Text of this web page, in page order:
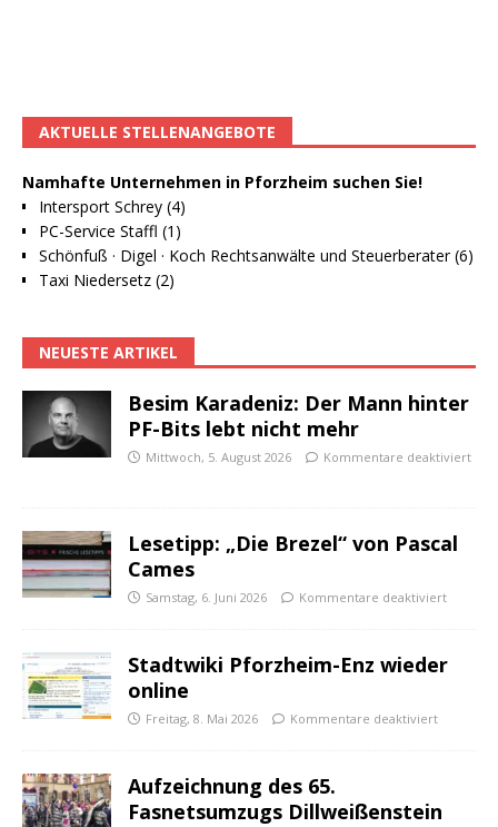
AKTUELLE STELLENANGEBOTE
Namhafte Unternehmen in Pforzheim suchen Sie!
Intersport Schrey (4)
PC-Service Staffl (1)
Schönfuß · Digel · Koch Rechtsanwälte und Steuerberater (6)
Taxi Niedersetz (2)
NEUESTE ARTIKEL
Besim Karadeniz: Der Mann hinter
PF-Bits lebt nicht mehr
Mittwoch, 5. August 2026 Kommentare deaktiviert
Lesetipp: „Die Brezel“ von Pascal
Cames
Samstag, 6. Juni 2026 Kommentare deaktiviert
Stadtwiki Pforzheim-Enz wieder
online
Freitag, 8. Mai 2026 Kommentare deaktiviert
Aufzeichnung des 65.
Fasnetsumzugs Dillweißenstein